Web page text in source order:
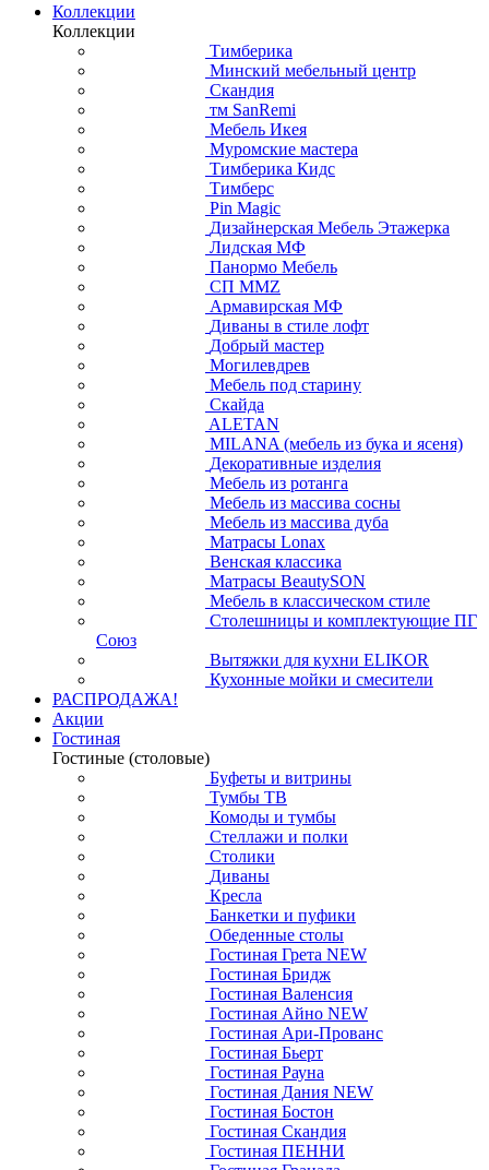
Коллекции
Коллекции
Тимберика
Минский мебельный центр
Скандия
тм SanRemi
Мебель Икея
Муромские мастера
Тимберика Кидс
Тимберс
Pin Magic
Дизайнерская Мебель Этажерка
Лидская МФ
Панормо Мебель
СП ММZ
Армавирская МФ
Диваны в стиле лофт
Добрый мастер
Могилевдрев
Мебель под старину
Скайда
ALETAN
MILANA (мебель из бука и ясеня)
Декоративные изделия
Мебель из ротанга
Мебель из массива сосны
Мебель из массива дуба
Матрасы Lonax
Венская классика
Матрасы BeautySON
Мебель в классическом стиле
Столешницы и комплектующие ПГ
Союз
Вытяжки для кухни ELIKOR
Кухонные мойки и смесители
РАСПРОДАЖА!
Акции
Гостиная
Гостиные (столовые)
Буфеты и витрины
Тумбы ТВ
Комоды и тумбы
Стеллажи и полки
Столики
Диваны
Кресла
Банкетки и пуфики
Обеденные столы
Гостиная Грета NEW
Гостиная Бридж
Гостиная Валенсия
Гостиная Айно NEW
Гостиная Ари-Прованс
Гостиная Бьерт
Гостиная Рауна
Гостиная Дания NEW
Гостиная Бостон
Гостиная Скандия
Гостиная ПЕННИ